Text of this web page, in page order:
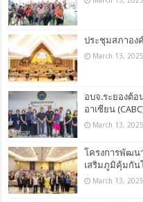
ประชุมสภาอง
March 13, 2025
อบจ.ระยองต้
อาเซียน
March 13, 2025
โครงการพัฒน
เสริมภูมิคุ้มกัน
March 13, 2025